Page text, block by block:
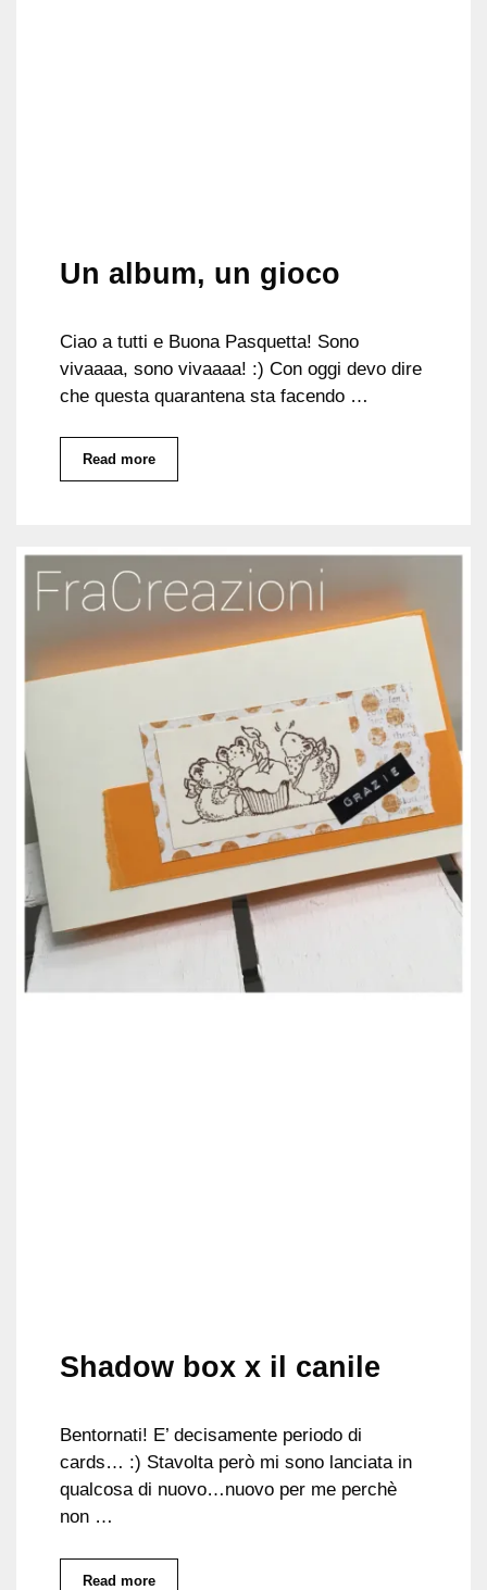
Un album, un gioco
Ciao a tutti e Buona Pasquetta! Sono
vivaaaa, sono vivaaaa! :) Con oggi devo dire
che questa quarantena sta facendo …
Read more
Shadow box x il canile
Bentornati! E’ decisamente periodo di
cards… :) Stavolta però mi sono lanciata in
qualcosa di nuovo…nuovo per me perchè
non …
Read more